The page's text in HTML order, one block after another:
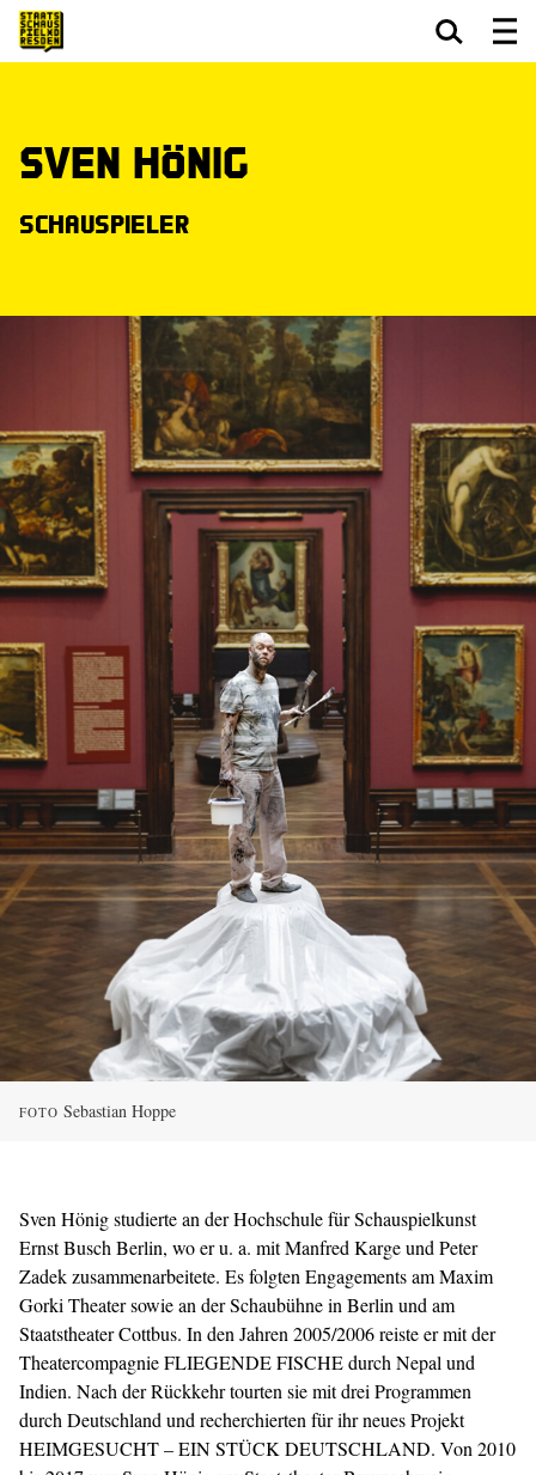
Sven Hönig
Schauspieler
FOTO Sebastian Hoppe
Sven Hönig studierte an der Hochschule für Schauspielkunst
Ernst Busch Berlin, wo er u. a. mit Manfred Karge und Peter
Zadek zusammenarbeitete. Es folgten Engagements am Maxim
Gorki Theater sowie an der Schaubühne in Berlin und am
Staatstheater Cottbus. In den Jahren 2005/2006 reiste er mit der
Theatercompagnie FLIEGENDE FISCHE durch Nepal und
Indien. Nach der Rückkehr tourten sie mit drei Programmen
durch Deutschland und recherchierten für ihr neues Projekt
HEIMGESUCHT – EIN STÜCK DEUTSCHLAND. Von 2010